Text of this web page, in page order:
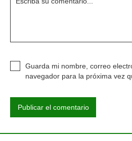
Guarda mi nombre, correo
navegador para la próxima vez